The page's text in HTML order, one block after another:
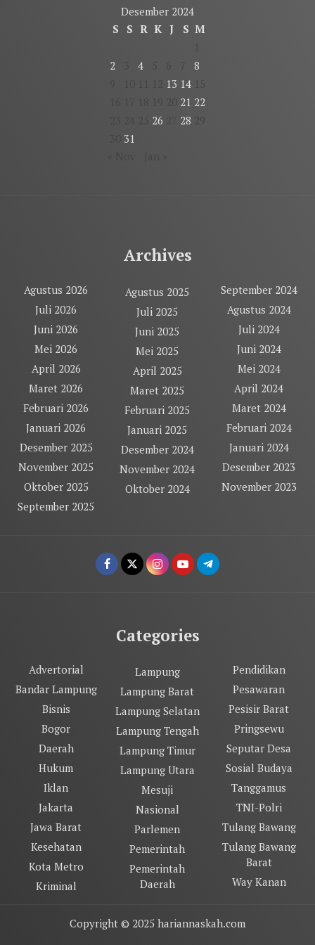
Desember 2024
S
S R K J S M
2
4
8
13 14
21 22
26 28
31
Archives
Agustus 2026
Juli 2026
Juni 2026
Mei 2026
April 2026
Maret 2026
Februari 2026
Januari 2026
Desember 2025
November 2025
Oktober 2025
September 2025
Agustus 2025
Juli 2025
Juni 2025
Mei 2025
April 2025
Maret 2025
Februari 2025
Januari 2025
Desember 2024
November 2024
Oktober 2024
September 2024
Agustus 2024
Juli 2024
Juni 2024
Mei 2024
April 2024
Maret 2024
Februari 2024
Januari 2024
Desember 2023
November 2023
Categories
Advertorial
Bandar Lampung
Bisnis
Bogor
Daerah
Hukum
Iklan
Jakarta
Jawa Barat
Kesehatan
Kota Metro
Kriminal
Lampung
Lampung Barat
Lampung Selatan
Lampung Tengah
Lampung Timur
Lampung Utara
Mesuji
Nasional
Parlemen
Pemerintah
Pemerintah
Daerah
Pendidikan
Pesawaran
Pesisir Barat
Pringsewu
Seputar Desa
Sosial Budaya
Tanggamus
TNI-Polri
Tulang Bawang
Tulang Bawang
Barat
Way Kanan
Copyright © 2025 hariannaskah.com